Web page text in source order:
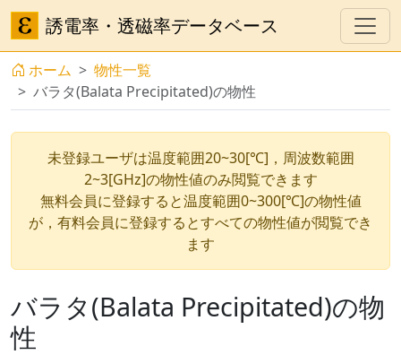
誘電率・透磁率データベース
ホーム
物性一覧
バラタ(Balata Precipitated)の物性
未登録ユーザは温度範囲20~30[℃]，周波数範囲
2~3[GHz]の物性値のみ閲覧できます
無料会員に登録すると温度範囲0~300[℃]の物性値
が，有料会員に登録するとすべての物性値が閲覧でき
ます
バラタ(Balata Precipitated)の物
性